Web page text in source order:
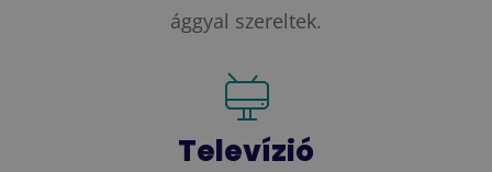
ággyal szereltek.
Televízió